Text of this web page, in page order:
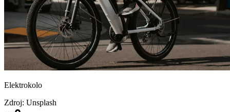
Elektrokolo
Zdroj: Unsplash